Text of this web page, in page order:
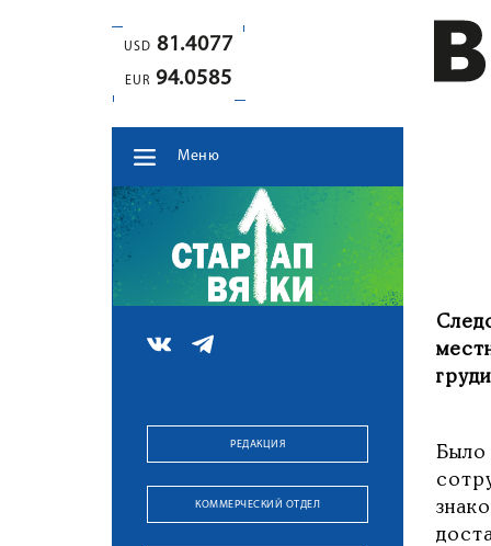
USD 81.4077
EUR 94.0585
Меню
РЕДАКЦИЯ
КОММЕРЧЕСКИЙ ОТДЕЛ
Было